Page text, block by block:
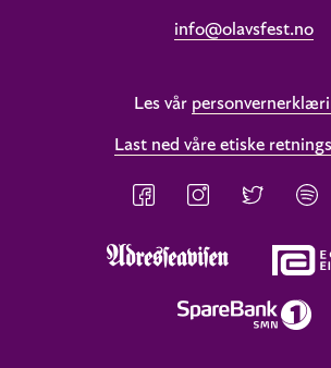
info@olavsfest.no
Les vår
Last ned våre etiske